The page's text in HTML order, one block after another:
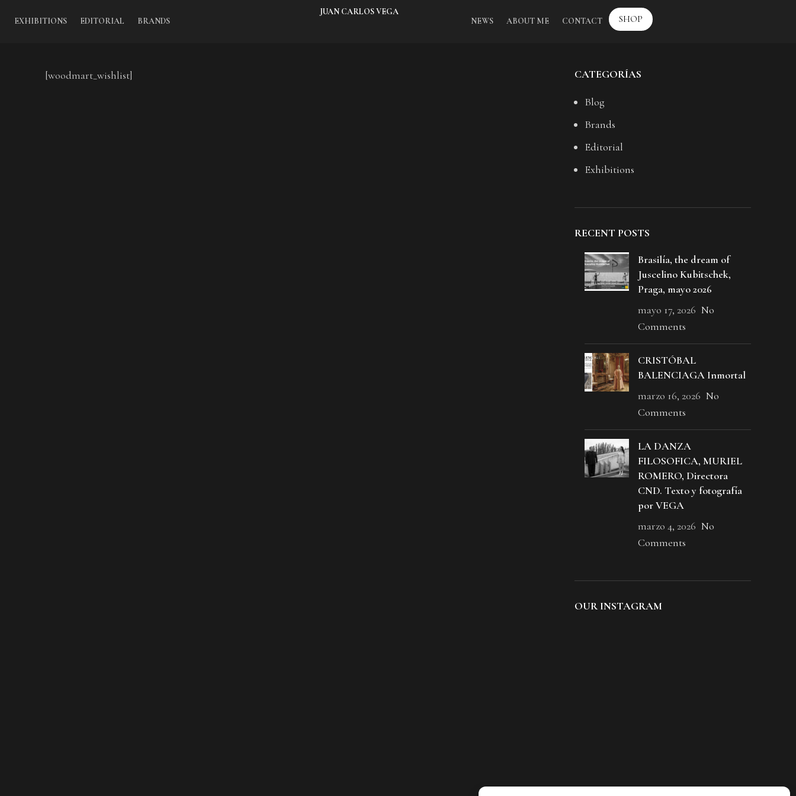
EXHIBITIONS EDITORIAL BRANDS
JUAN CARLOS VEGA
NEWS
ABOUT ME CONTACT SHOP
[woodmart_wishlist] CATEGORÍAS
Blog
Brands
Editorial
Exhibitions
RECENT POSTS
Brasilía, the dream of
Juscelino Kubitschek,
Praga, mayo 2026
mayo 17, 2026 No
Comments
CRISTÓBAL
BALENCIAGA Inmortal
marzo 16, 2026 No
Comments
LA DANZA
FILOSOFICA, MURIEL
ROMERO, Directora
CND. Texto y fotografía
por VEGA
marzo 4, 2026 No
Comments
OUR INSTAGRAM